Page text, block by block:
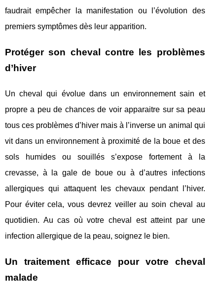
faudrait empêcher la manifestation ou l’évolution des
premiers symptômes dès leur apparition.
Protéger son cheval contre les problèmes
d’hiver
Un cheval qui évolue dans un environnement sain et
propre a peu de chances de voir apparaitre sur sa peau
tous ces problèmes d’hiver mais à l’inverse un animal qui
vit dans un environnement à proximité de la boue et des
sols humides ou souillés s’expose fortement à la
crevasse, à la gale de boue ou à d’autres infections
allergiques qui attaquent les chevaux pendant l’hiver.
Pour éviter cela, vous devrez veiller au soin cheval au
quotidien. Au cas où votre cheval est atteint par une
infection allergique de la peau, soignez le bien.
Un traitement efficace pour votre cheval
malade